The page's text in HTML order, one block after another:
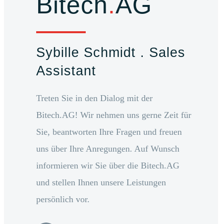
Sybille Schmidt . Sales
Assistant
Treten Sie in den Dialog mit der
Bitech.AG! Wir nehmen uns gerne Zeit für
Sie, beantworten Ihre Fragen und freuen
uns über Ihre Anregungen. Auf Wunsch
informieren wir Sie über die Bitech.AG
und stellen Ihnen unsere Leistungen
persönlich vor.